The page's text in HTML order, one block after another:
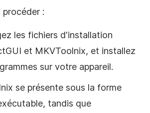
:
les fichiers d'installation
et MKVToolnix, et installez
sur votre appareil.
se présente sous la forme
tandis que